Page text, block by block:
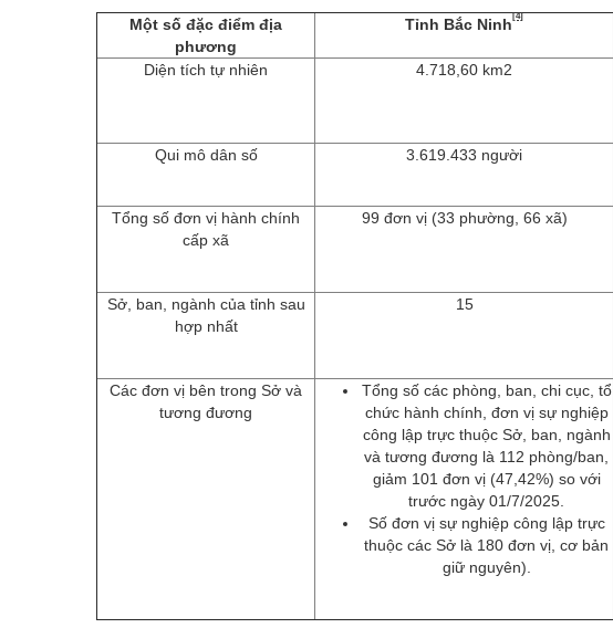
Một số đặc điểm địa
phương
Tỉnh Bắc Ninh[4]
Diện tích tự nhiên 4.718,60 km2
Qui mô dân số 3.619.433 người
Tổng số đơn vị hành chính
cấp xã
99 đơn vị (33 phường, 66 xã)
Sở, ban, ngành của tỉnh sau
hợp nhất
15
Các đơn vị bên trong Sở và
tương đương
Tổng số các phòng, ban, chi cục, tổ
chức hành chính, đơn vị sự nghiệp
công lập trực thuộc Sở, ban, ngành
và tương đương là 112 phòng/ban,
giảm 101 đơn vị (47,42%) so với
trước ngày 01/7/2025.
Số đơn vị sự nghiệp công lập trực
thuộc các Sở là 180 đơn vị, cơ bản
giữ nguyên).